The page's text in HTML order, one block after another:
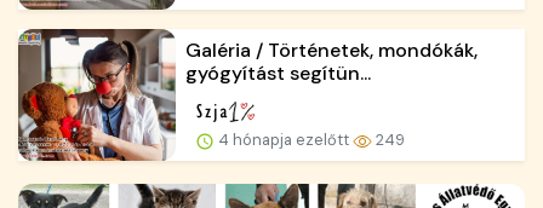
Galéria / Történetek, mondókák,
gyógyítást segítün...
4 hónapja ezelőtt 249